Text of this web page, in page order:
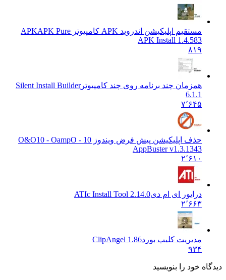
مستقیم اپلیکیشن اندروید APK کامپیوتر APK
APK Pure
APK Install 1.4.583
۸۱۹
همزمان چند برنامه روی چند کامپیوترSilent Install Builder
6.1.1
۷٬۶۴۵
حذف اپلیکیشن پیش فرض ویندوز 10 - O&O
10 - OampO
AppBuster v1.3.1343
۲٬۶۱۰
درایور ای ام دیATIc Install Tool 2.14.0
۲٬۶۶۳
مدیریت کلیپ بوردClipAngel 1.86
۹۳۴
دیدگاه خود را بنویسید